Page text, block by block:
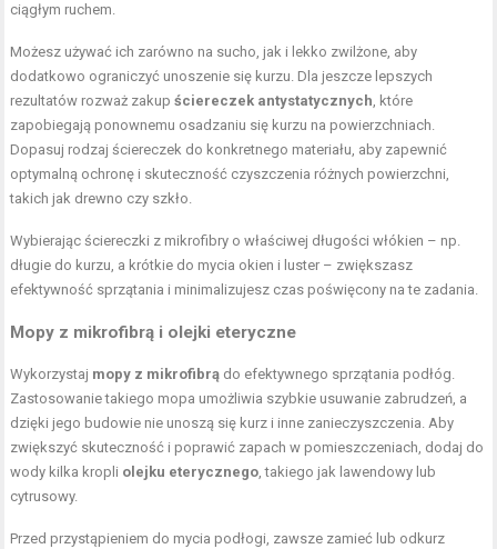
ciągłym ruchem.
Możesz używać ich zarówno na sucho, jak i lekko zwilżone, aby
dodatkowo ograniczyć unoszenie się kurzu. Dla jeszcze lepszych
rezultatów rozważ zakupściereczek antystatycznych, które
zapobiegają ponownemu osadzaniu się kurzu na powierzchniach.
Dopasuj rodzaj ściereczek do konkretnego materiału, aby zapewnić
optymalną ochronę i skuteczność czyszczenia różnych powierzchni,
takich jak drewno czy szkło.
Wybierając ściereczki z mikrofibry o właściwej długości włókien – np.
długie do kurzu, a krótkie do mycia okien i luster – zwiększasz
efektywność sprzątania i minimalizujesz czas poświęcony na te zadania.
Mopy z mikrofibrą i olejki eteryczne
Wykorzystaj mopy z mikrofibrą do efektywnego sprzątania podłóg.
Zastosowanie takiego mopa umożliwia szybkie usuwanie zabrudzeń, a
dzięki jego budowie nie unoszą się kurz i inne zanieczyszczenia. Aby
zwiększyć skuteczność i poprawić zapach w pomieszczeniach, dodaj do
wody kilka kropli olejku eterycznego, takiego jak lawendowy lub
cytrusowy.
Przed przystąpieniem do mycia podłogi, zawsze zamieć lub odkurz